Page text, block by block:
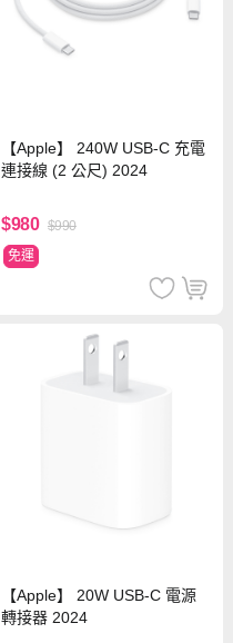
【Apple】 240W USB-C 充電
連接線 (2 公尺) 2024
$980 $990
免運
【Apple】 20W USB-C 電源
轉接器 2024